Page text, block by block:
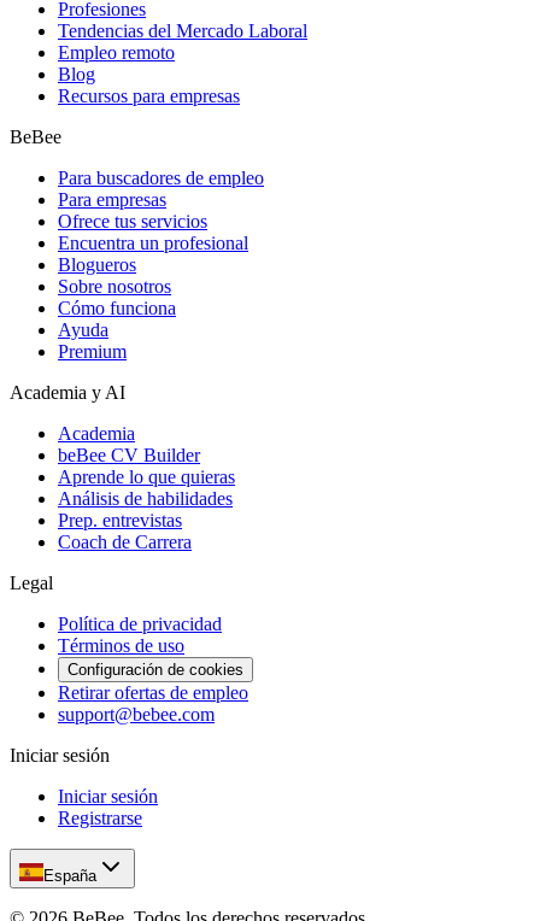
Profesiones
Tendencias del Mercado Laboral
Empleo remoto
Blog
Recursos para empresas
BeBee
Para buscadores de empleo
Para empresas
Ofrece tus servicios
Encuentra un profesional
Blogueros
Sobre nosotros
Cómo funciona
Ayuda
Premium
Academia y AI
Academia
beBee CV Builder
Aprende lo que quieras
Análisis de habilidades
Prep. entrevistas
Coach de Carrera
Legal
Política de privacidad
Términos de uso
Configuración de cookies
Retirar ofertas de empleo
support@bebee.com
Iniciar sesión
Iniciar sesión
Registrarse
España